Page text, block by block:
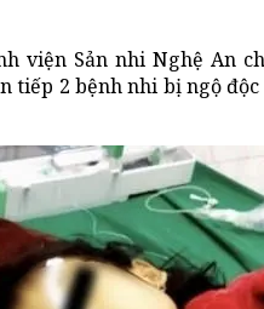
viện Sản nhi Nghệ An
tiếp 2 bệnh nhi bị ngộ